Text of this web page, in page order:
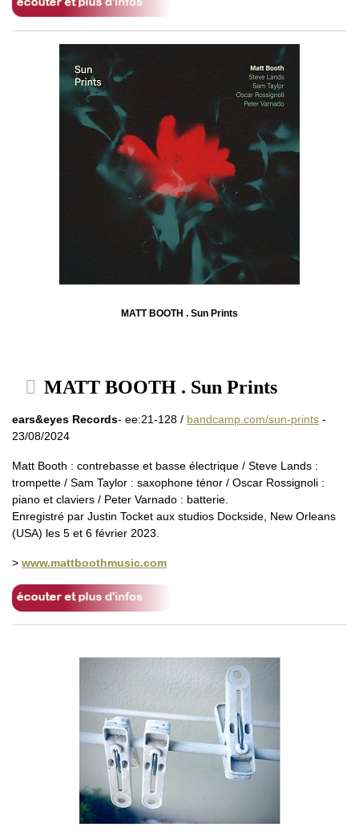
MATT BOOTH . Sun Prints
MATT BOOTH . Sun Prints
ears&eyes Records- ee:21-128 / bandcamp.com/sun-prints -
23/08/2024
Matt Booth : contrebasse et basse électrique / Steve Lands :
trompette / Sam Taylor : saxophone ténor / Oscar Rossignoli :
piano et claviers / Peter Varnado : batterie.
Enregistré par Justin Tocket aux studios Dockside, New Orleans
(USA) les 5 et 6 février 2023.
> www.mattboothmusic.com